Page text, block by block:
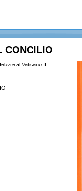
CONCILIO
al Vaticano II.